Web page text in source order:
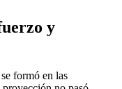
y
formó en las